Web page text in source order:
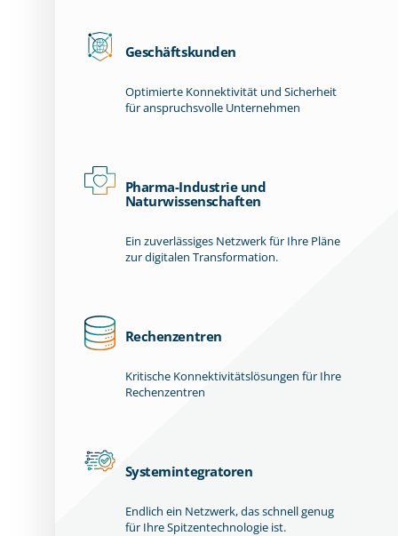
Geschäftskunden
Optimierte Konnektivität und Sicherheit
für anspruchsvolle Unternehmen
Pharma-Industrie und
Naturwissenschaften
Ein zuverlässiges Netzwerk für Ihre Pläne
zur digitalen Transformation.
Rechenzentren
Kritische Konnektivitätslösungen für Ihre
Rechenzentren
Systemintegratoren
Endlich ein Netzwerk, das schnell genug
für Ihre Spitzentechnologie ist.